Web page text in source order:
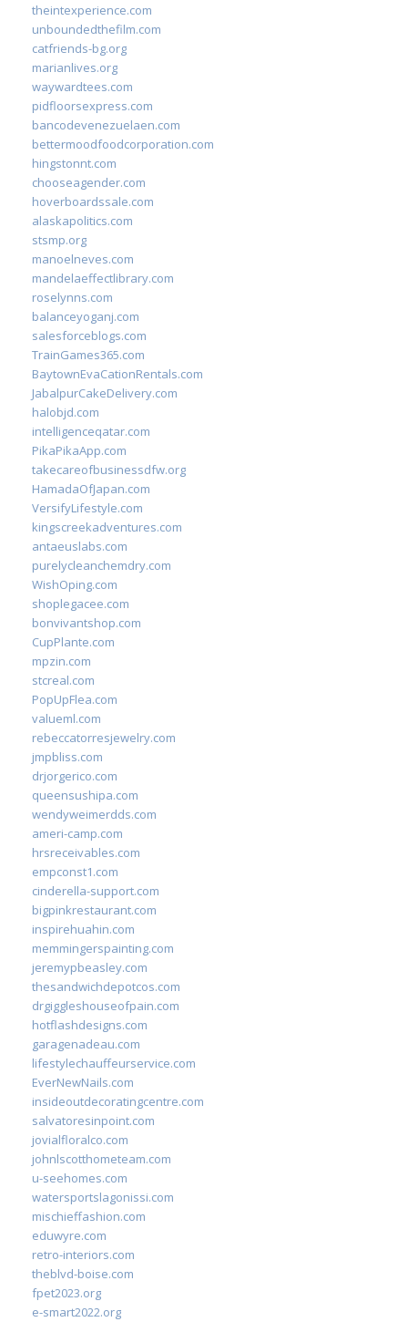
theintexperience.com
unboundedthefilm.com
catfriends-bg.org
marianlives.org
waywardtees.com
pidfloorsexpress.com
bancodevenezuelaen.com
bettermoodfoodcorporation.com
hingstonnt.com
chooseagender.com
hoverboardssale.com
alaskapolitics.com
stsmp.org
manoelneves.com
mandelaeffectlibrary.com
roselynns.com
balanceyoganj.com
salesforceblogs.com
TrainGames365.com
BaytownEvaCationRentals.com
JabalpurCakeDelivery.com
halobjd.com
intelligenceqatar.com
PikaPikaApp.com
takecareofbusinessdfw.org
HamadaOfJapan.com
VersifyLifestyle.com
kingscreekadventures.com
antaeuslabs.com
purelycleanchemdry.com
WishOping.com
shoplegacee.com
bonvivantshop.com
CupPlante.com
mpzin.com
stcreal.com
PopUpFlea.com
valueml.com
rebeccatorresjewelry.com
jmpbliss.com
drjorgerico.com
queensushipa.com
wendyweimerdds.com
ameri-camp.com
hrsreceivables.com
empconst1.com
cinderella-support.com
bigpinkrestaurant.com
inspirehuahin.com
memmingerspainting.com
jeremypbeasley.com
thesandwichdepotcos.com
drgiggleshouseofpain.com
hotflashdesigns.com
garagenadeau.com
lifestylechauffeurservice.com
EverNewNails.com
insideoutdecoratingcentre.com
salvatoresinpoint.com
jovialfloralco.com
johnlscotthometeam.com
u-seehomes.com
watersportslagonissi.com
mischieffashion.com
eduwyre.com
retro-interiors.com
theblvd-boise.com
fpet2023.org
e-smart2022.org